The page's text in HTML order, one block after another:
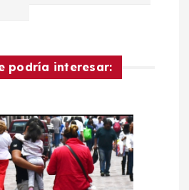
podría interesar: